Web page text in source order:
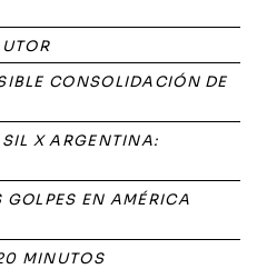
CONSOLIDACIÓN DE
X ARGENTINA:
GOLPES EN AMÉRICA
MINUTOS